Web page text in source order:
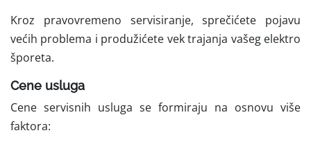
Kroz pravovremeno servisiranje, sprečićete pojavu
većih problema i produžićete vek trajanja vašeg elektro
šporeta.
Cene usluga
Cene servisnih usluga se formiraju na osnovu više
faktora: